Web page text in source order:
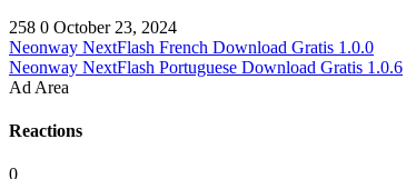
258 0 October 23, 2024
Neonway NextFlash French Download Gratis 1.0.0
Neonway NextFlash Portuguese Download Gratis 1.0.6
Ad Area
Reactions
0